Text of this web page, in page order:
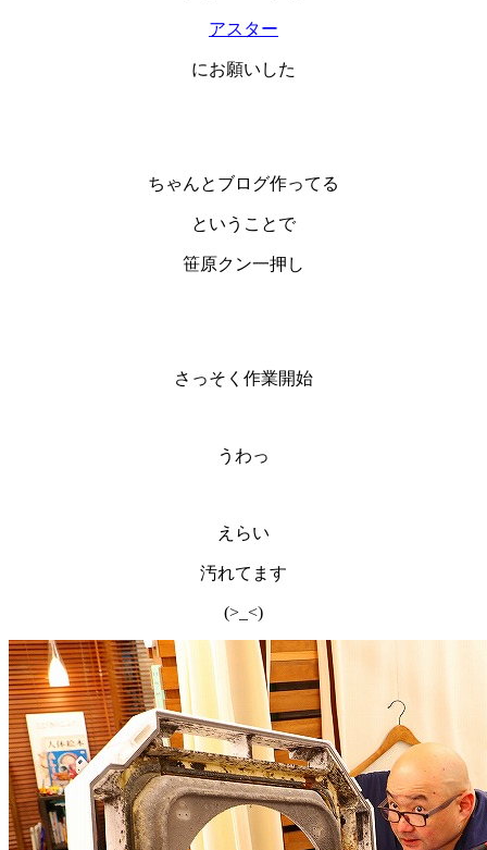
アスター
にお願いした
ちゃんとブログ作ってる
ということで
笹原クン一押し
さっそく作業開始
うわっ
えらい
汚れてます
(>_<)